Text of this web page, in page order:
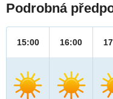
Podrobná
15:00 16:00